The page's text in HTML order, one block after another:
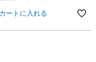
カートに入れる